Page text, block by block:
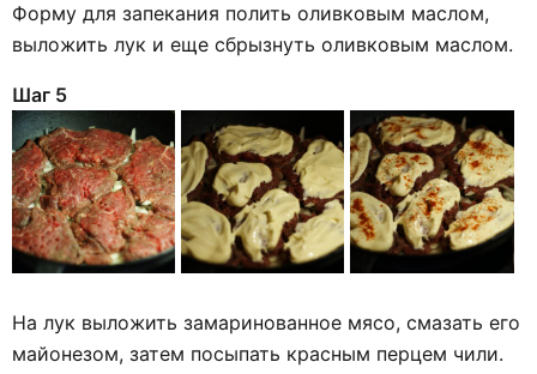
Форму для запекания полить оливковым маслом,
выложить лук и еще сбрызнуть оливковым маслом.
Шаг 5
На лук выложить замаринованное мясо, смазать его
майонезом, затем посыпать красным перцем чили.